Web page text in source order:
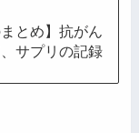
とめ】抗がん
サプリの記録